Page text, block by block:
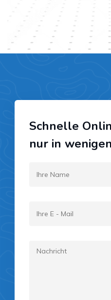
Schnelle
nur in